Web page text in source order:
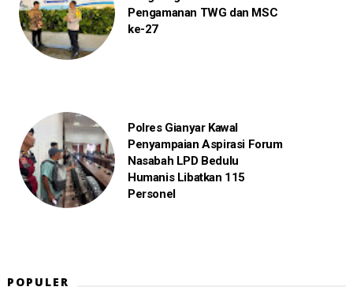
Pengamanan TWG dan MSC
ke-27
Polres Gianyar Kawal
Penyampaian Aspirasi Forum
Nasabah LPD Bedulu
Humanis Libatkan 115
Personel
POPULER